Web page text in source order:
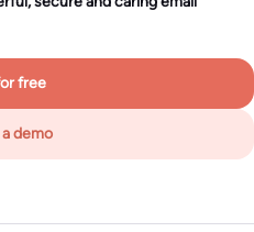
free
demo